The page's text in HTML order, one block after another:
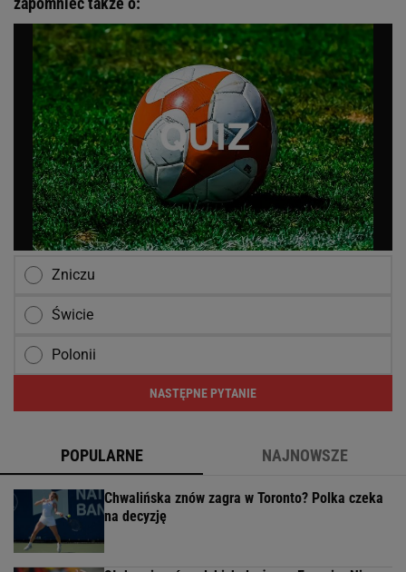
Zniczu
Świcie
Polonii
NASTĘPNE PYTANIE
POPULARNE NAJNOWSZE
Chwalińska znów zagra w Toronto? Polka czeka
na decyzję